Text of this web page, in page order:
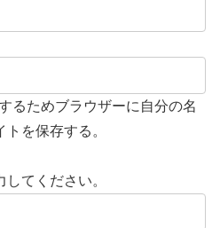
るためブラウザーに自分の名
を保存する。
してください。